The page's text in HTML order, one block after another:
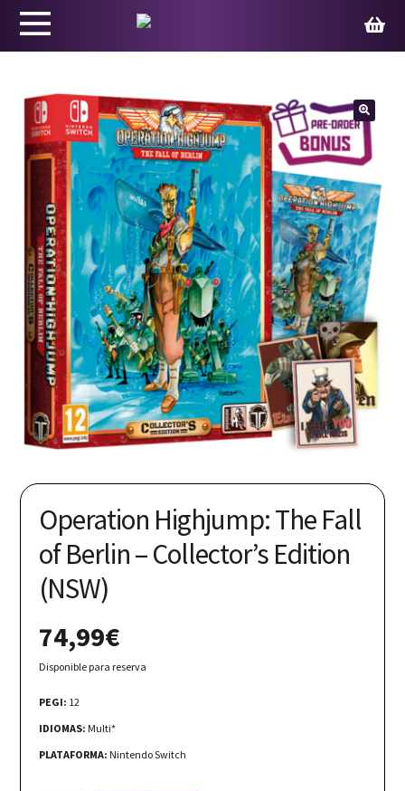
🔍
Operation Highjump: The Fall
of Berlin – Collector’s Edition
(NSW)
74,99€
Disponible para reserva
PEGI: 12
IDIOMAS: Multi*
PLATAFORMA: Nintendo Switch
Productos
Juegos
Ed. Coleccionista
Merchandising
Contacto
Carrito
Nuestras redes: